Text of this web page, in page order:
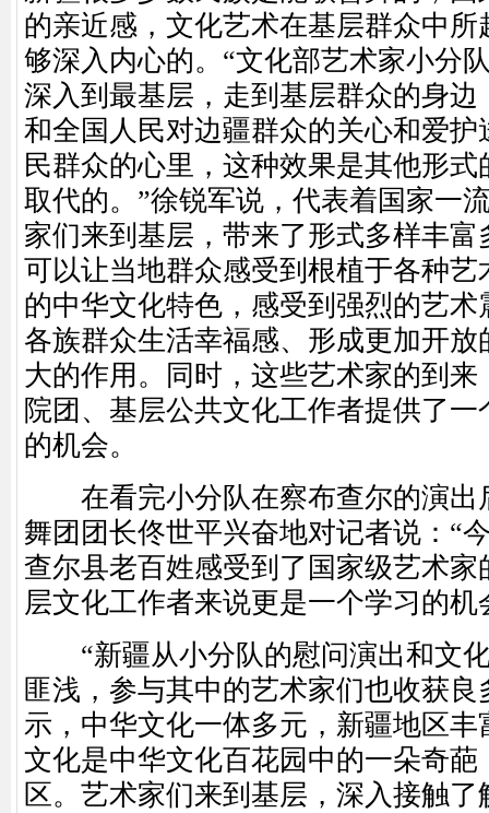
的亲近感，文化艺术在基层群众中
够深入内心的。“文化部艺术家小分
深入到最基层，走到基层群众的身边
和全国人民对边疆群众的关心和爱护
民群众的心里，这种效果是其他形
取代的。”徐锐军说，代表着国家一
家们来到基层，带来了形式多样丰
可以让当地群众感受到根植于各种艺
的中华文化特色，感受到强烈的艺
各族群众生活幸福感、形成更加开放
大的作用。同时，这些艺术家的到
院团、基层公共文化工作者提供了
的机会。
在看完小分队在察布查尔的演出
舞团团长佟世平兴奋地对记者说：“
查尔县老百姓感受到了国家级艺术家
层文化工作者来说更是一个学习的机
“新疆从小分队的慰问演出和文
匪浅，参与其中的艺术家们也收获良
示，中华文化一体多元，新疆地区丰
文化是中华文化百花园中的一朵奇葩
区。艺术家们来到基层，深入接触